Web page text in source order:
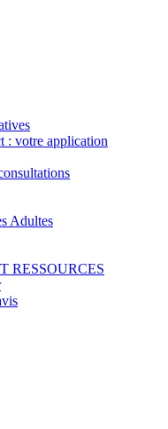
: votre application
Adultes
RESSOURCES